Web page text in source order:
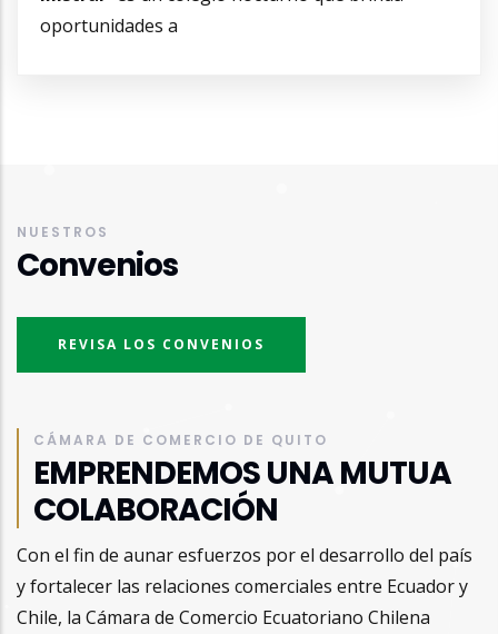
oportunidades a
NUESTROS
Convenios
REVISA LOS CONVENIOS
CÁMARA DE COMERCIO DE QUITO
EMPRENDEMOS UNA MUTUA
COLABORACIÓN
Con el fin de aunar esfuerzos por el desarrollo del país
y fortalecer las relaciones comerciales entre Ecuador y
Chile, la Cámara de Comercio Ecuatoriano Chilena